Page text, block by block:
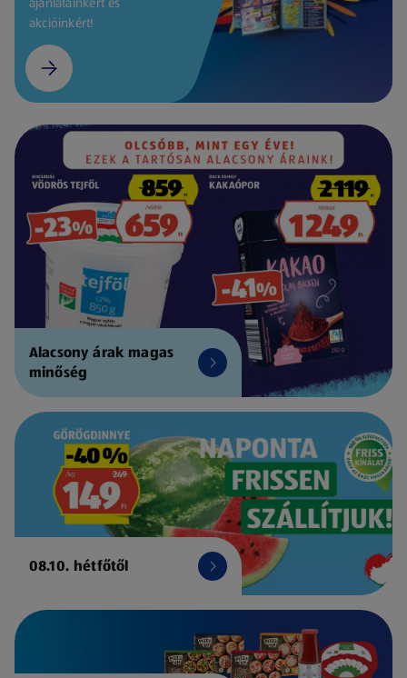
akcióinkért!
Alacsony árak magas
minőség
08.10. hétfőtől